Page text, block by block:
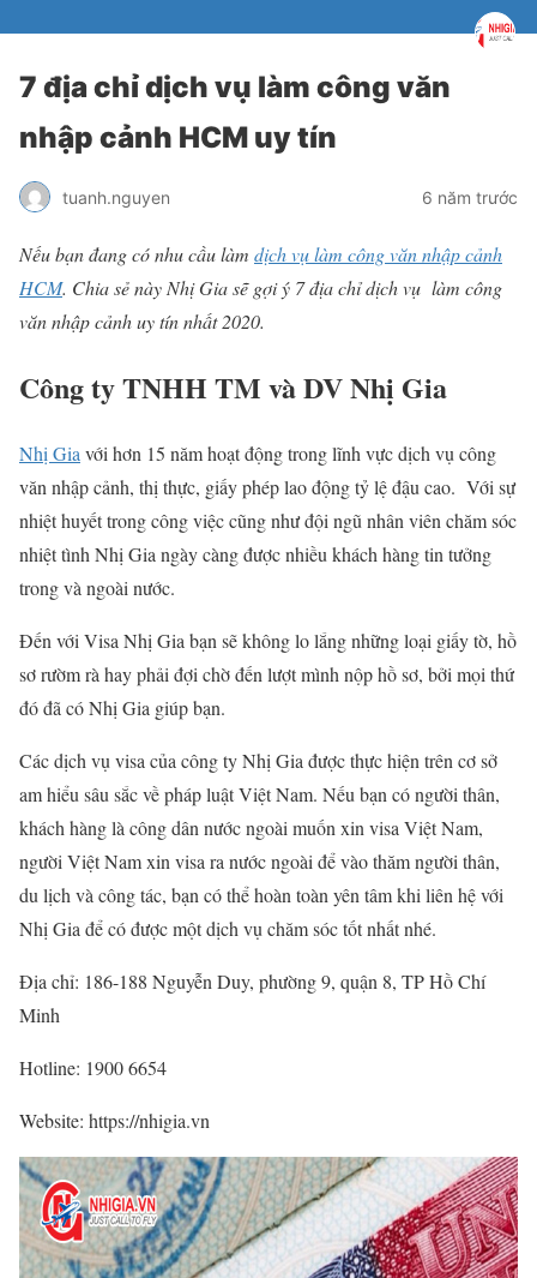
7 địa chỉ dịch vụ làm công văn
nhập cảnh HCM uy tín
tuanh.nguyen 6 năm trước
Nếu bạn đang có nhu cầu làm dịch vụ làm công văn nhập cảnh
HCM. Chia sẻ này Nhị Gia sẽ gợi ý 7 địa chỉ dịch vụ làm công
văn nhập cảnh uy tín nhất 2020.
Công ty TNHH TM và DV Nhị Gia
Nhị Gia với hơn 15 năm hoạt động trong lĩnh vực dịch vụ công
văn nhập cảnh, thị thực, giấy phép lao động tỷ lệ đậu cao. Với sự
nhiệt huyết trong công việc cũng như đội ngũ nhân viên chăm sóc
nhiệt tình Nhị Gia ngày càng được nhiều khách hàng tin tưởng
trong và ngoài nước.
Đến với Visa Nhị Gia bạn sẽ không lo lắng những loại giấy tờ, hồ
sơ rườm rà hay phải đợi chờ đến lượt mình nộp hồ sơ, bởi mọi thứ
đó đã có Nhị Gia giúp bạn.
Các dịch vụ visa của công ty Nhị Gia được thực hiện trên cơ sở
am hiểu sâu sắc về pháp luật Việt Nam. Nếu bạn có người thân,
khách hàng là công dân nước ngoài muốn xin visa Việt Nam,
người Việt Nam xin visa ra nước ngoài để vào thăm người thân,
du lịch và công tác, bạn có thể hoàn toàn yên tâm khi liên hệ với
Nhị Gia để có được một dịch vụ chăm sóc tốt nhất nhé.
Địa chỉ: 186-188 Nguyễn Duy, phường 9, quận 8, TP Hồ Chí
Minh
Hotline: 1900 6654
Website: https://nhigia.vn